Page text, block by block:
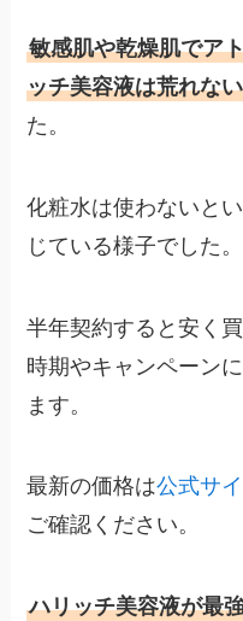
敏感肌や乾燥肌でア
ッチ美容液は荒れない
た。
化粧水は使わないと
じている様子でした。
半年契約すると安く
時期やキャンペーン
ます。
最新の価格は公式サ
ご確認ください。
ハリッチ美容液が最